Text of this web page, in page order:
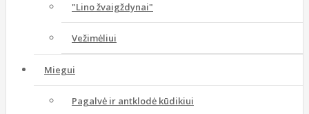
"Lino žvaigždynai"
Vežimėliui
Miegui
Pagalvė ir antklodė kūdikiui